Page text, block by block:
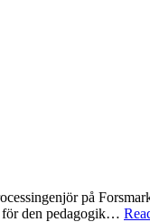
på
för den pedagogik…